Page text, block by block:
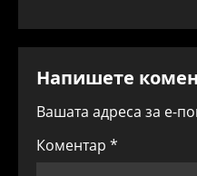
t
n
a
Напишете
Вашата адреса за е-
Коментар *